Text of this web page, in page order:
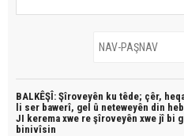
BALKÊŞÎ: Şîroveyên ku têde; çêr,
li ser bawerî, gel û neteweyên din
JI kerema xwe re şîroveyên xwe jî bi
binivîsin